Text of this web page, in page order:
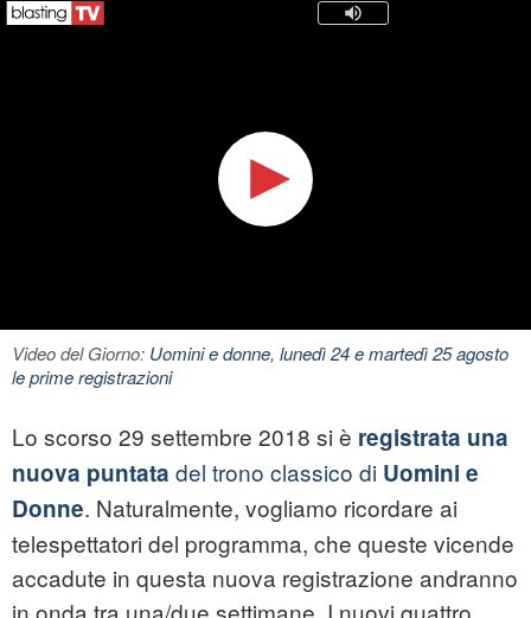
Video del Giorno: Uomini e donne, lunedì 24 e martedì 25 agosto
le prime registrazioni
Lo scorso 29 settembre 2018 si è registrata una
nuova puntata del trono classico di Uomini e
Donne. Naturalmente, vogliamo ricordare ai
telespettatori del programma, che queste vicende
accadute in questa nuova registrazione andranno